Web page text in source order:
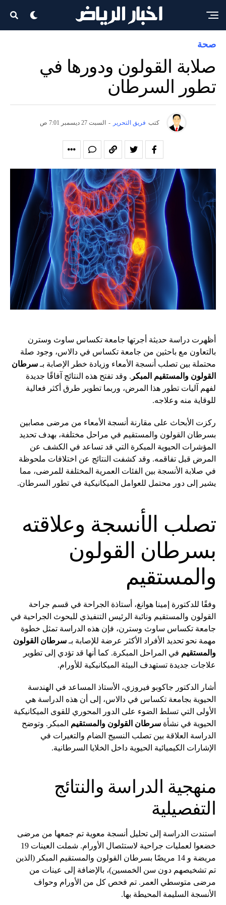
صحة
صلابة القولون ودورها في
تطور السرطان
كتب فريق التحرير - السبت 27 ديسمبر 7:01 ص
أظهرت دراسة حديثة أجرتها جامعة تكساس ساوث وسترن
بالتعاون مع باحثين من جامعة تكساس في دالاس، وجود صلة
محتملة بين تصلب أنسجة الأمعاء وزيادة خطر الإصابة بـ سرطان
القولون والمستقيم المبكر . وقد تفتح هذه النتائج آفاقًا جديدة
لفهم آليات تطور هذا المرض، وربما تطوير طرق أكثر فعالية
للوقاية منه وعلاجه.
ركزت الأبحاث على مقارنة أنسجة الأمعاء من مرضى مصابين
بسرطان القولون والمستقيم في مراحل مختلفة، بهدف تحديد
المؤشرات الحيوية المبكرة التي قد تساعد في الكشف عن
المرض قبل تفاقمه. وقد كشفت النتائج عن اختلافات ملحوظة
في صلابة الأنسجة بين الفئات العمرية المختلفة للمرضى، مما
يشير إلى دور محتمل للعوامل الميكانيكية في تطور السرطان.
تصلب الأنسجة وعلاقته
بسرطان القولون
والمستقيم
وفقًا للدكتورة إمينا هوانغ، أستاذة الجراحة في قسم جراحة
القولون والمستقيم ونائبة الرئيس التنفيذي للبحوث الجراحية في
جامعة تكساس ساوث وسترن، فإن هذه الدراسة تمثل خطوة
مهمة نحو تحديد الأفراد الأكثر عرضة للإصابة بـ سرطان القولون
والمستقيم في المراحل المبكرة. كما أنها قد تؤدي إلى تطوير
علاجات جديدة تستهدف البيئة الميكانيكية للأورام.
أشار الدكتور جاكوبو فيروزي، الأستاذ المساعد في الهندسة
الحيوية بجامعة تكساس في دالاس، إلى أن هذه الدراسة هي
الأولى التي تسلط الضوء على الدور المحوري للقوى الميكانيكية
الحيوية في نشأة سرطان القولون والمستقيم المبكر. وتوضح
الدراسة العلاقة بين تصلب النسيج الضام والتغيرات في
الإشارات الكيميائية الحيوية داخل الخلايا السرطانية.
منهجية الدراسة والنتائج
التفصيلية
استندت الدراسة إلى تحليل أنسجة معوية تم جمعها من مرضى
خضعوا لعمليات جراحية لاستئصال الأورام. شملت العينات 19
مريضة و 14 مريضًا بسرطان القولون والمستقيم المبكر (الذين
تم تشخيصهم دون سن الخمسين)، بالإضافة إلى عينات من
مرضى متوسطي العمر. تم فحص كل من الأورام وحواف
الأنسجة السليمة المحيطة بها.